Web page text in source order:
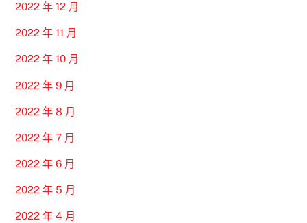
2022 年 12 月
2022 年 11 月
2022 年 10 月
2022 年 9 月
2022 年 8 月
2022 年 7 月
2022 年 6 月
2022 年 5 月
2022 年 4 月